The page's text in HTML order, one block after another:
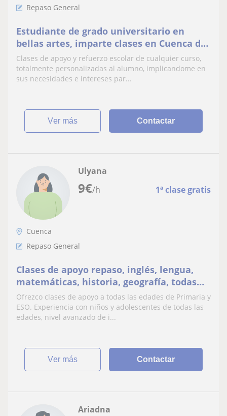
Repaso General
Estudiante de grado universitario en
bellas artes, imparte clases en Cuenca de
forma online y presencial.
Clases de apoyo y refuerzo escolar de cualquier curso,
totalmente personalizadas al alumno, implicandome en
sus necesidades e intereses par...
ver más Contactar
9€/h 1ª clase gratis
Ulyana
Cuenca
Repaso General
Clases de apoyo repaso, inglés, lengua,
matemáticas, historia, geografía, todas
las asignaturas para todas las edades de
Primaria ESO Adultos
Ofrezco clases de apoyo a todas las edades de Primaria y
ESO. Experiencia con niños y adolescentes de todas las
edades, nivel avanzado de i...
ver más Contactar
Ariadna